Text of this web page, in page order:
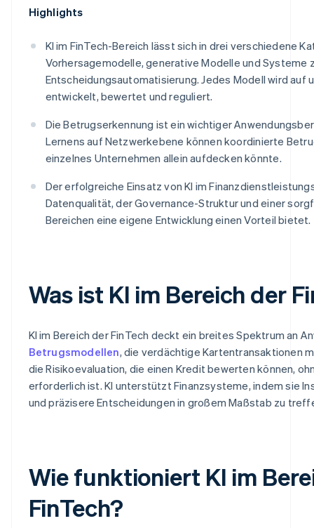
Highlights
KI im FinTech-Bereich lässt sich in drei verschiedene
Vorhersagemodelle, generative Modelle und Systeme
Entscheidungsautomatisierung. Jedes Modell wird auf
entwickelt, bewertet und reguliert.
Die Betrugserkennung ist ein wichtiger
Lernens auf Netzwerkebene können koordinierte
einzelnes Unternehmen allein aufdecken könnte.
Der erfolgreiche Einsatz von KI im
Datenqualität, der Governance-Struktur und einer
Bereichen eine eigene Entwicklung einen Vorteil bietet.
Was ist KI im Bereich der
KI im Bereich der FinTech deckt ein breites Spektrum an
Betrugsmodellen, die verdächtige Kartentransaktionen
die Risikoevaluation, die einen Kredit bewerten können,
erforderlich ist. KI unterstützt Finanzsysteme, indem sie
und präzisere Entscheidungen in großem Maßstab zu
Wie funktioniert KI im
FinTech?